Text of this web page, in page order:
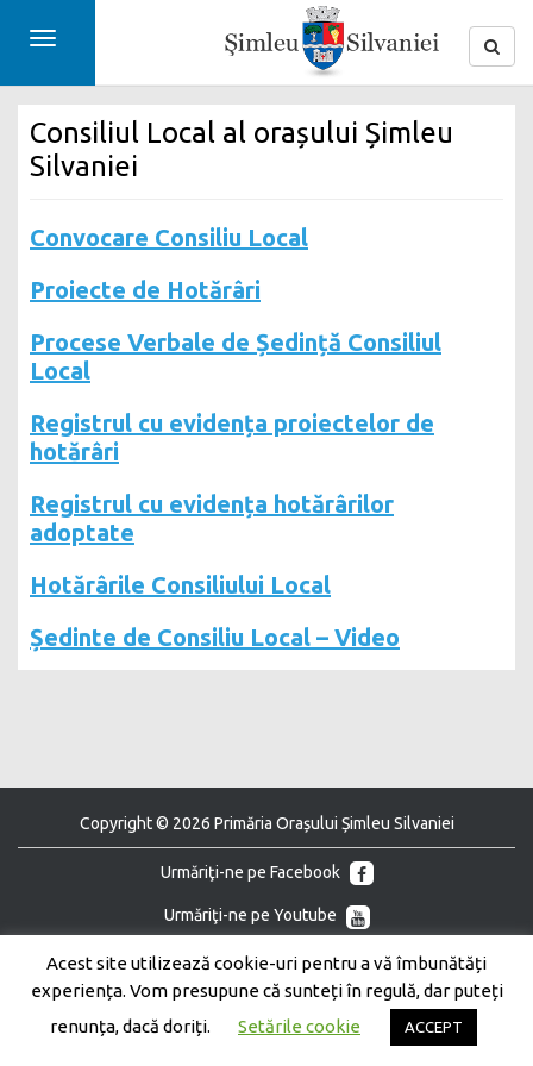
Toggle
Consiliul Local al orașului Șimleu
Silvaniei
Convocare Consiliu Local
Proiecte de Hotărâri
Procese Verbale de Ședință Consiliul
Local
Registrul cu evidența proiectelor de
hotărâri
Registrul cu evidența hotărârilor
adoptate
Hotărârile Consiliului Local
Ședinte de Consiliu Local – Video
Copyright © 2026 Primăria Orașului Șimleu Silvaniei
Urmăriţi-ne pe Facebook
Urmăriţi-ne pe Youtube
Acest site utilizează cookie-uri pentru a vă îmbunătăți
experiența. Vom presupune că sunteți în regulă, dar puteți
renunța, dacă doriți.
Setările cookie ACCEPT